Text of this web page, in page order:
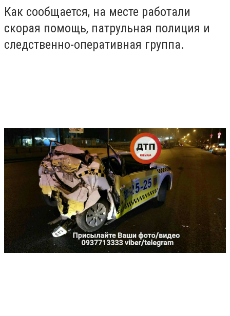
Как сообщается, на месте работали
скорая помощь, патрульная полиция и
следственно-оперативная группа.